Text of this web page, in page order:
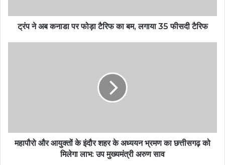
ट्रंप ने अब कनाडा पर फोड़ा टैरिफ का बम, लगाया 35 फीसदी टैरिफ
महापौरो और आयुक्तों के इंदौर शहर के अध्ययन भ्रमण का छत्तीसगढ़ को
मिलेगा लाभ: उप मुख्यमंत्री अरुण साव